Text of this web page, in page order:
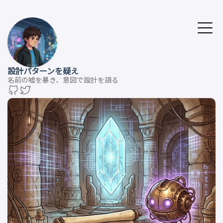
設計パターンを疑え
名前の嘘を暴き、意図で設計を語る